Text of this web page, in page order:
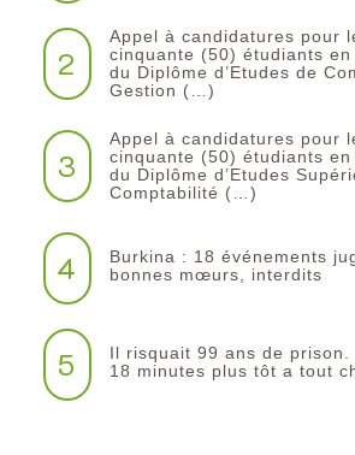
2
Appel à candidatures pour
cinquante (50) étudiants
du Diplôme d’Etudes de
Gestion (…)
3
Appel à candidatures pour
cinquante (50) étudiants
du Diplôme d’Etudes
Comptabilité (…)
4
Burkina : 18 événements
bonnes mœurs, interdits
5
Il risquait 99 ans de prison.
18 minutes plus tôt a tout